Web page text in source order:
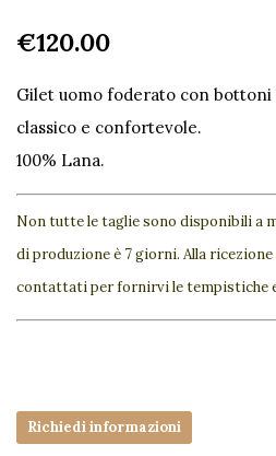
€120.00
Gilet uomo foderato con bottoni
classico e confortevole.
100% Lana.
Non tutte le taglie sono disponibili a
di produzione è 7 giorni. Alla
contattati per fornirvi le tempistiche
Richiedi informazioni